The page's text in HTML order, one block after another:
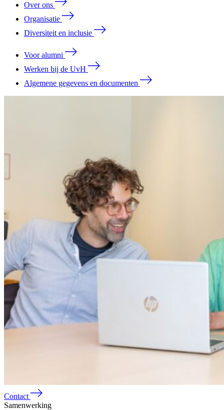
Over ons
Organisatie
Diversiteit en inclusie
Voor alumni
Werken bij de UvH
Algemene gegevens en documenten
Contact
Samenwerking